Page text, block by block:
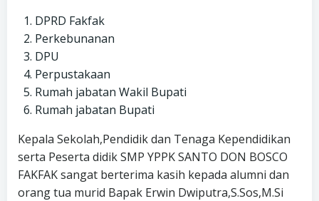
DPRD Fakfak
Perkebunanan
DPU
Perpustakaan
Rumah jabatan Wakil Bupati
Rumah jabatan Bupati
Kepala Sekolah,Pendidik dan Tenaga Kependidikan
serta Peserta didik SMP YPPK SANTO DON BOSCO
FAKFAK sangat berterima kasih kepada alumni dan
orang tua murid Bapak Erwin Dwiputra,S.Sos,M.Si